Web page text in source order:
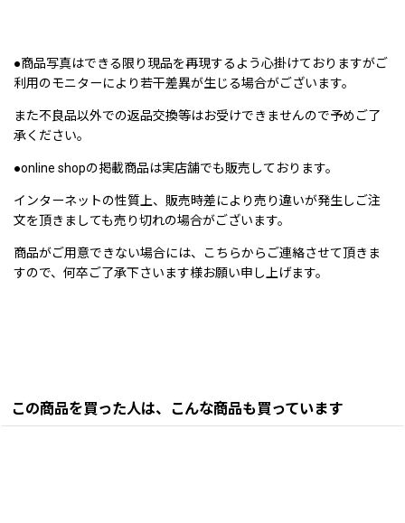
●商品写真はできる限り現品を再現するよう心掛けておりますがご
利用のモニターにより若干差異が生じる場合がございます。
また不良品以外での返品交換等はお受けできませんので予めご了
承ください。
●online shopの掲載商品は実店舗でも販売しております。
インターネットの性質上、販売時差により売り違いが発生しご注
文を頂きましても売り切れの場合がございます。
商品がご用意できない場合には、こちらからご連絡させて頂きま
すので、何卒ご了承下さいます様お願い申し上げます。
この商品を買った人は、こんな商品も買っています